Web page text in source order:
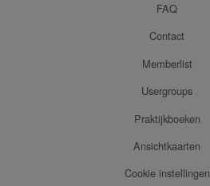
FAQ
Contact
Memberlist
Usergroups
Praktijkboeken
Ansichtkaarten
Cookie instellingen